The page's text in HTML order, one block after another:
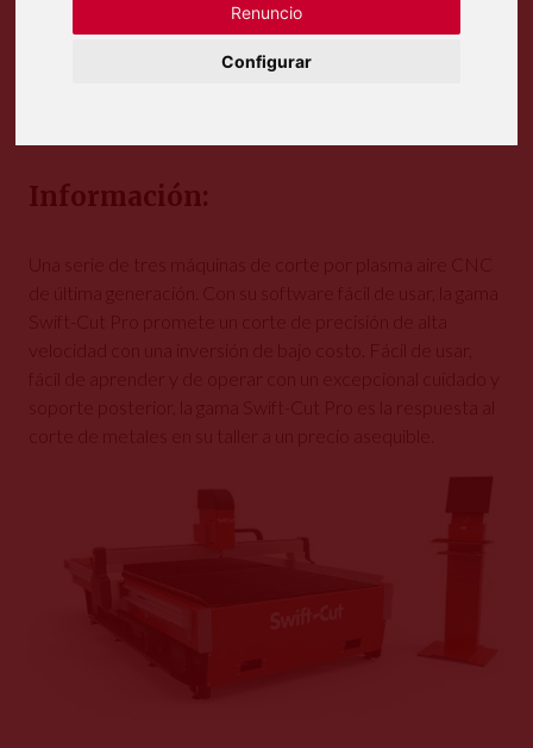
Renuncio
Configurar
Información:
de última generación. Con su software fácil de usar, la gama
soporte posterior, la gama Swift-Cut Pro es la respuesta al